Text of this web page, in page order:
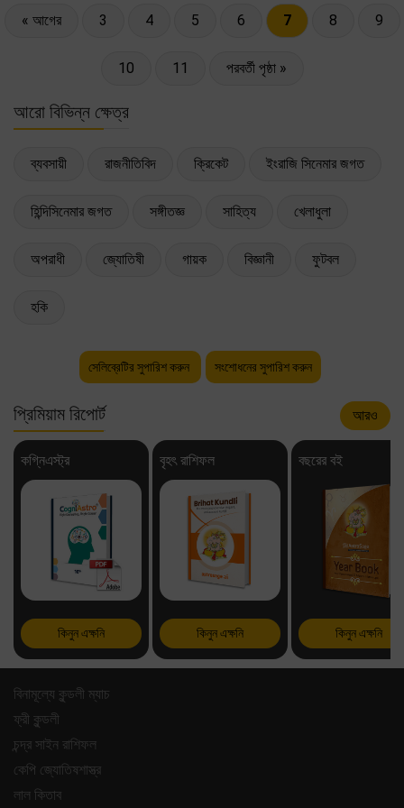
« আগের 3 4 5 6 7 8 9
10 11 পরবর্তী পৃষ্ঠা »
আরো বিভিন্ন ক্ষেত্র
ব্যবসায়ী রাজনীতিবিদ ক্রিকেট ইংরাজি সিনেমার জগত
হিন্দিসিনেমার জগত সঙ্গীতজ্ঞ সাহিত্য খেলাধুলা
অপরাধী জ্যোতিষী গায়ক বিজ্ঞানী ফুটবল
হকি
সেলিব্রেটির সুপারিশ করুন সংশোধনের সুপারিশ করুন
প্রিমিয়াম রিপোর্ট আরও
কগ্নিএস্ট্র
কিনুন এক্ষনি
বৃহৎ রাশিফল
কিনুন এক্ষনি
বছরের বই
কিনুন এক্ষনি
বিনামূল্যে কুন্ডলী ম্যাচ
ফ্রী কুন্ডলী
চন্দ্র সাইন রাশিফল
কেপি জ্যোতিষশাস্ত্র
লাল কিতাব